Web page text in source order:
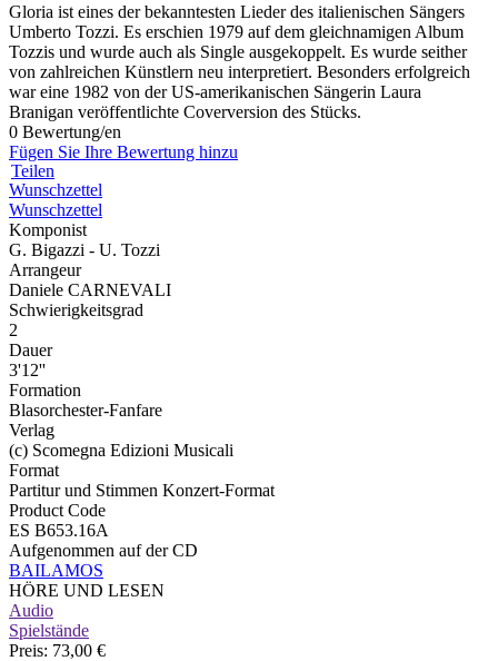
Gloria ist eines der bekanntesten Lieder des italienischen Sängers
Umberto Tozzi. Es erschien 1979 auf dem gleichnamigen Album
Tozzis und wurde auch als Single ausgekoppelt. Es wurde seither
von zahlreichen Künstlern neu interpretiert. Besonders erfolgreich
war eine 1982 von der US-amerikanischen Sängerin Laura
Branigan veröffentlichte Coverversion des Stücks.
0 Bewertung/en
Fügen Sie Ihre Bewertung hinzu
Teilen
Wunschzettel
Wunschzettel
Komponist
G. Bigazzi - U. Tozzi
Arrangeur
Daniele CARNEVALI
Schwierigkeitsgrad
2
Dauer
3'12''
Formation
Blasorchester-Fanfare
Verlag
(c) Scomegna Edizioni Musicali
Format
Partitur und Stimmen Konzert-Format
Product Code
ES B653.16A
Aufgenommen auf der CD
BAILAMOS
HÖRE UND LESEN
Audio
Spielstände
Preis: 73,00 €